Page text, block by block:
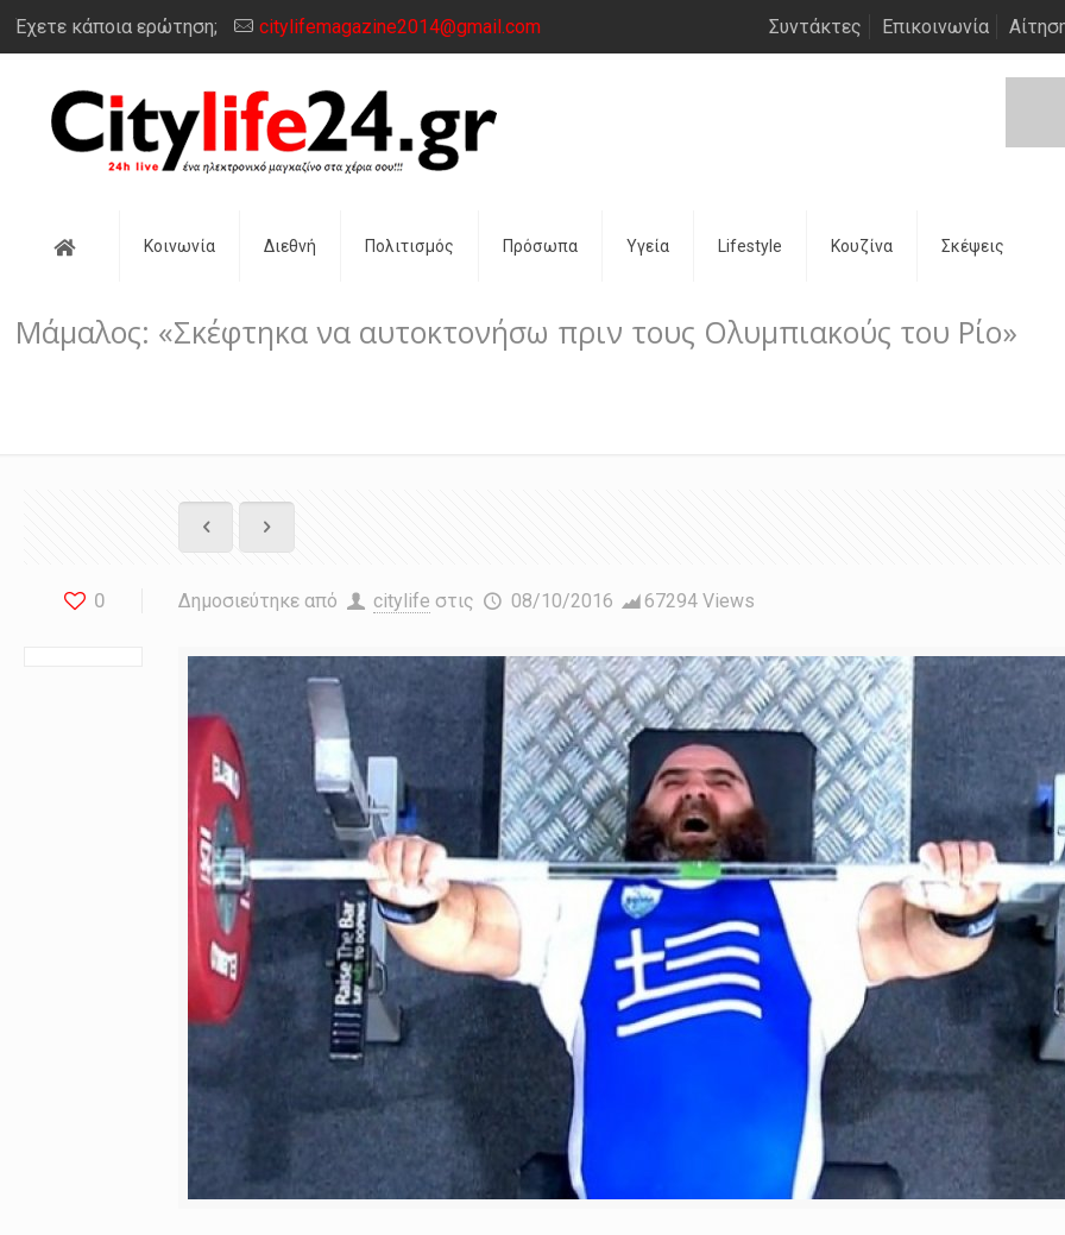
Έχετε κάποια ερώτηση; citylifemagazine2014@gmail.com Συντάκτες Επικοινωνία
Αρχική Κοινωνία Διεθνή Πολιτισμός Πρόσωπα Υγεία Lifestyle Κουζίνα Σκέψεις
Μάμαλος: «Σκέφτηκα να αυτοκτονήσω πριν τους Ολυμπιακούς του Ρίο»
0 Δημοσιεύτηκε από citylife στις 08/10/2016 67294 Views